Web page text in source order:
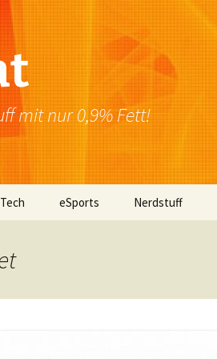
mit nur 0,9% Fett!
eSports Nerdstuff